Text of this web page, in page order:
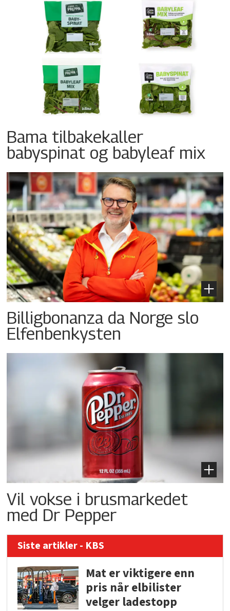
Bama tilbakekaller
babyspinat og babyleaf mix
Billigbonanza da Norge slo
Elfenbenkysten
Vil vokse i brusmarkedet
med Dr Pepper
Siste artikler - KBS
Mat er viktigere enn
pris når elbilister
velger ladestopp